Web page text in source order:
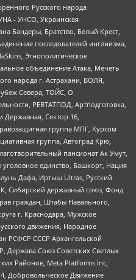
Русского народа
- УНСО, Украинская
Бандеры, Братство, Белый Крест,
последователей инглиизма,
Этнополитическое
объединение Атака, Мечеть
народа г. Астрахани, ВОЛЯ,
Севера, ТОЙС, О
РЕВТАТПОД, Артподготовка,
Сектор 16,
группа МПГ, Курсом
группа, Автоград Крю,
пансионат Ак Умут,
уголовное единство, Башкорт, Нация
Дафа, Иртыш Ultras, Русский
Сибирский державный союз, Фонд
граждан, Штабы Навального,
г. Краснодара, Мужское
движения, Народное
РСФСР СССР Архангельской
Держава Союз Советских Светлых
Районов, Meta Platforms Inc,
Добровольческое Движение